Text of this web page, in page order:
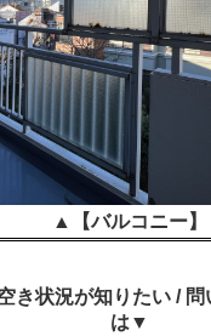
▲ 【バルコニー】
き状況が知りたい /
は▼